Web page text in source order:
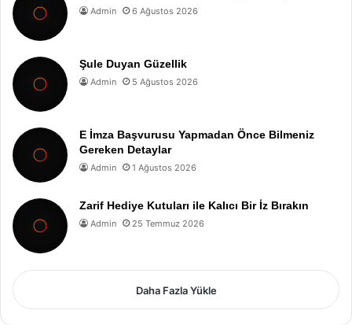
Admin 6 Ağustos 2026
Şule Duyan Güzellik
Admin 5 Ağustos 2026
E İmza Başvurusu Yapmadan Önce Bilmeniz
Gereken Detaylar
Admin 1 Ağustos 2026
Zarif Hediye Kutuları ile Kalıcı Bir İz Bırakın
Admin 25 Temmuz 2026
Daha Fazla Yükle